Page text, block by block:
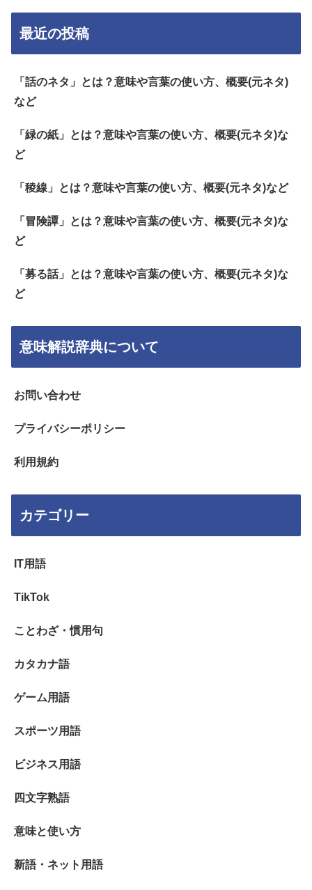
最近の投稿
「話のネタ」とは？意味や言葉の使い方、概要(元ネタ)
など
「緑の紙」とは？意味や言葉の使い方、概要(元ネタ)な
ど
「稜線」とは？意味や言葉の使い方、概要(元ネタ)など
「冒険譚」とは？意味や言葉の使い方、概要(元ネタ)な
ど
「募る話」とは？意味や言葉の使い方、概要(元ネタ)な
ど
意味解説辞典について
お問い合わせ
プライバシーポリシー
利用規約
カテゴリー
IT用語
TikTok
ことわざ・慣用句
カタカナ語
ゲーム用語
スポーツ用語
ビジネス用語
四文字熟語
意味と使い方
新語・ネット用語